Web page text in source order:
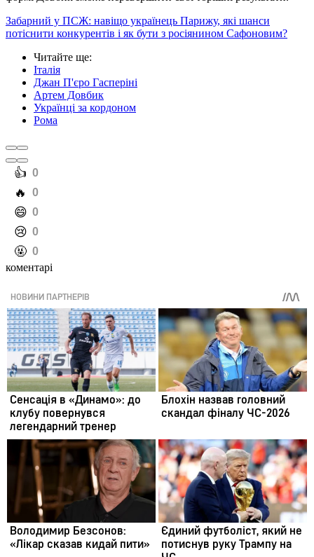
Забарний у ПСЖ: навіщо українець Парижу, які шанси
потіснити конкурентів і як бути з росіянином Сафоновим?
Читайте ще:
Італія
Джан П'єро Гасперіні
Артем Довбик
Українці за кордоном
Рома
️👍 0
️🔥 0
️😄 0
️😢 0
️🤬 0
коментарі